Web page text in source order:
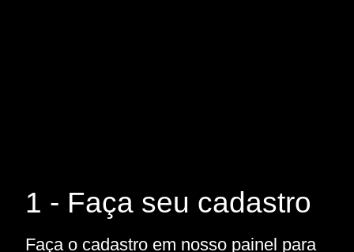
1 - Faça seu cadastro
Faça o cadastro em nosso painel para